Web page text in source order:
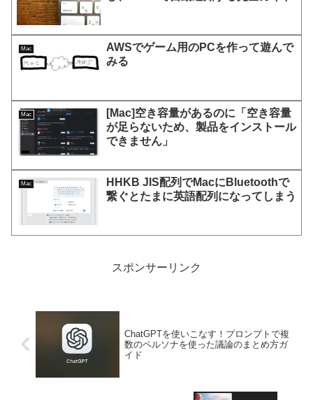
Mac
AWSでゲーム用のPCを作って遊んで
みる
Mac
[Mac]空き容量があるのに「空き容量
が足らないため、製品をインストール
できません」
Mac
HHKB JIS配列でMacにBluetoothで
繋ぐとたまに英語配列になってしまう
スポンサーリンク
ChatGPTを使いこなす！プロンプトで複
数のペルソナを使った議論のまとめ方ガ
イド